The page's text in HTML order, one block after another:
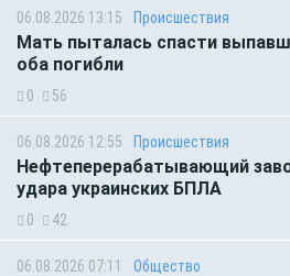
06.08.2026 13:15 Происшествия
Мать пыталась спасти
оба погибли
0 56
06.08.2026 12:55 Происшествия
Нефтеперерабатывающий
удара украинских БПЛА
0 42
06.08.2026 07:11 Общество